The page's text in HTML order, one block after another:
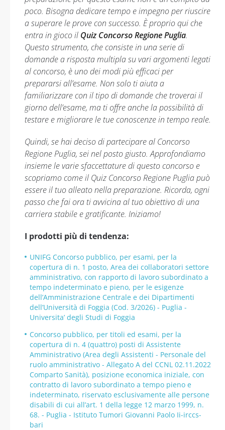
poco. Bisogna dedicare tempo e impegno per riuscire
a superare le prove con successo. È proprio qui che
entra in gioco il Quiz Concorso Regione Puglia.
Questo strumento, che consiste in una serie di
domande a risposta multipla su vari argomenti legati
al concorso, è uno dei modi più efficaci per
prepararsi all’esame. Non solo ti aiuta a
familiarizzare con il tipo di domande che troverai il
giorno dell’esame, ma ti offre anche la possibilità di
testare e migliorare le tue conoscenze in tempo reale.
Quindi, se hai deciso di partecipare al Concorso
Regione Puglia, sei nel posto giusto. Approfondiamo
insieme le varie sfaccettature di questo concorso e
scopriamo come il Quiz Concorso Regione Puglia può
essere il tuo alleato nella preparazione. Ricorda, ogni
passo che fai ora ti avvicina al tuo obiettivo di una
carriera stabile e gratificante. Iniziamo!
I prodotti più di tendenza:
UNIFG Concorso pubblico, per esami, per la
copertura di n. 1 posto, Area dei collaboratori settore
amministrativo, con rapporto di lavoro subordinato a
tempo indeterminato e pieno, per le esigenze
dell’Amministrazione Centrale e dei Dipartimenti
dell’Università di Foggia (Cod. 3/2026) - Puglia -
Universita’ degli Studi di Foggia
Concorso pubblico, per titoli ed esami, per la
copertura di n. 4 (quattro) posti di Assistente
Amministrativo (Area degli Assistenti - Personale del
ruolo amministrativo - Allegato A del CCNL 02.11.2022
Comparto Sanità), posizione economica iniziale, con
contratto di lavoro subordinato a tempo pieno e
indeterminato, riservato esclusivamente alle persone
disabili di cui all’art. 1 della legge 12 marzo 1999, n.
68. - Puglia - Istituto Tumori Giovanni Paolo Ii-irccs-
bari